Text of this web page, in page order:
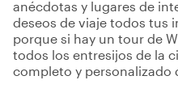
anécdotas y lugares de
deseos de viaje todos tus
porque si hay un tour de
todos los entresijos de la
completo y personalizado